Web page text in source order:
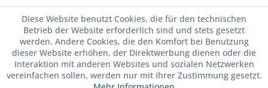
Diese Website benutzt Cookies, die für den technischen
Betrieb der Website erforderlich sind und stets gesetzt
werden. Andere Cookies, die den Komfort bei Benutzung
dieser Website erhöhen, der Direktwerbung dienen oder die
Interaktion mit anderen Websites und sozialen Netzwerken
vereinfachen sollen, werden nur mit Ihrer Zustimmung gesetzt.